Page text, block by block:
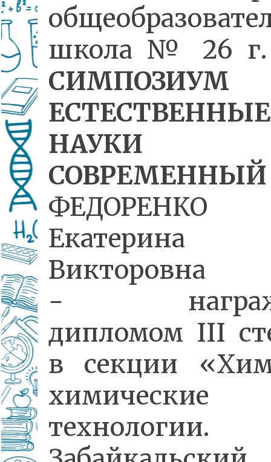
школа № 26 г.
ЕСТЕСТВЕННЫЕ
ФЕДОРЕНКО
Екатерина
Викторовна
-
дипломом III
в секции
химические
технологии.